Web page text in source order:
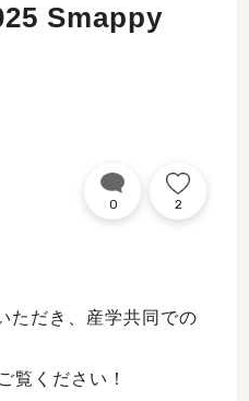
Smappy
0 2
ただき、産学共同での
覧ください！